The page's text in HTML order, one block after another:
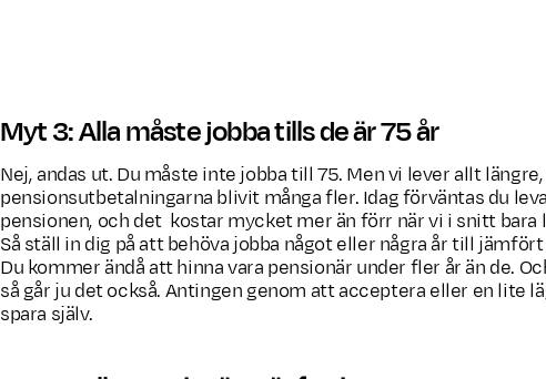
Myt 3: Alla måste jobba tills de är 75 år
Nej, andas ut. Du måste inte jobba till 75. Men vi lever allt
pensionsutbetalningarna blivit många fler. Idag förväntas du
pensionen, och det kostar mycket mer än förr när vi i snitt bara
Så ställ in dig på att behöva jobba något eller några år till
Du kommer ändå att hinna vara pensionär under fler år än de.
så går ju det också. Antingen genom att acceptera eller en lite
spara själv.